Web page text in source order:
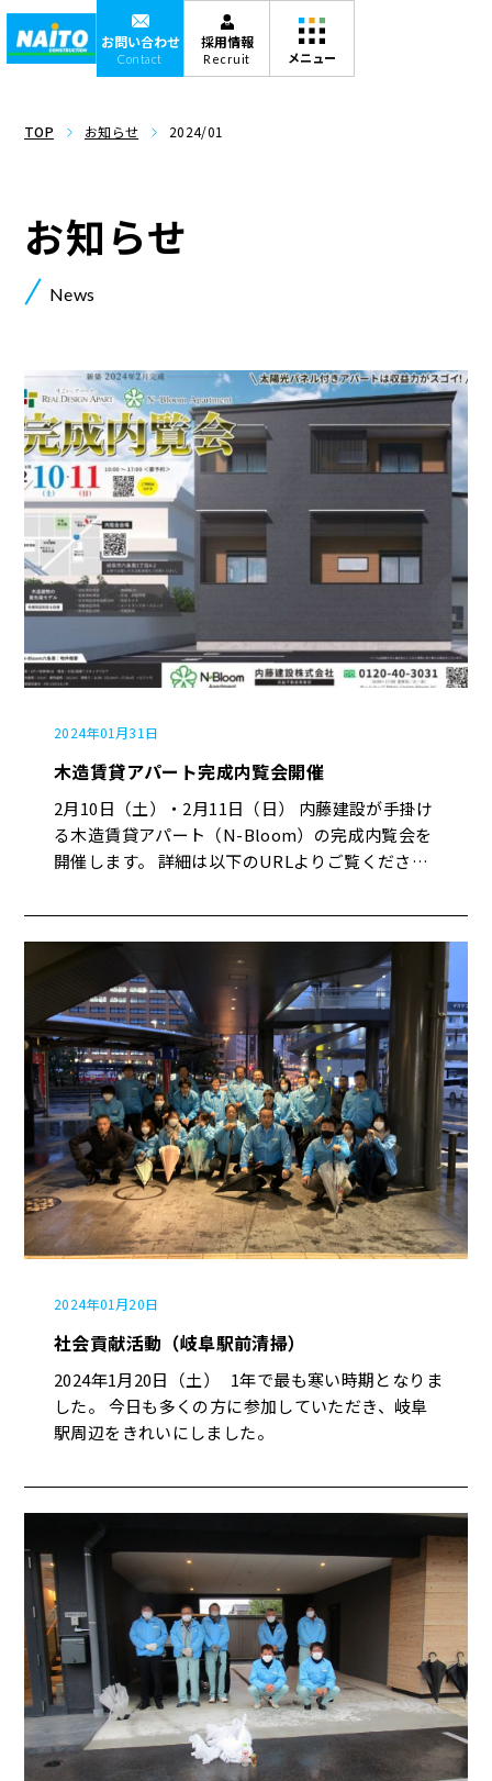
お問い合わせ
Contact
採用情報
Recruit
TOP お知らせ 2024/01
News
お知らせ
2024年01月31日
木造賃貸アパート完成内覧会開催
2月10日（土）・2月11日（日） 内藤建設が手掛け
る木造賃貸アパート（N-Bloom）の完成内覧会を
開催します。 詳細は以下のURLよりご覧くださ
【完成内覧会in六条南】 たくさんのご来場をお待
ちしております。
2024年01月20日
社会貢献活動（岐阜駅前清掃）
2024年1月20日（土） 1年で最も寒い時期となりま
した。 今日も多くの方に参加していただき、岐阜
駅周辺をきれいにしました。